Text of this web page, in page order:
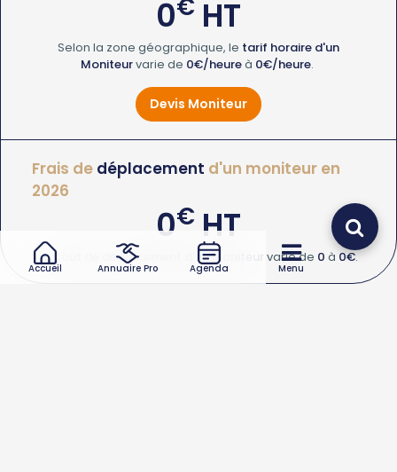
Accueil Annuaire Pro Agenda Menu
0 HT
Selon la zone géographique, le tarif horaire d'un
Moniteurvarie de 0€/heureà 0€/heure.
Devis Moniteur
Frais de déplacement d'un moniteur en
2026
0€ HT
Lecoût de déplacement d'un Moniteur varie de 0 à 0€.